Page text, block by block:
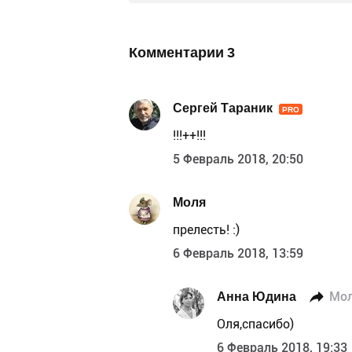
Комментарии 3
Сергей Тараник PRO
!!!++!!!
5 Февраль 2018, 20:50
Моля
прелесть! :)
6 Февраль 2018, 13:59
Анна Юдина
Оля,спасибо)
6 Февраль 2018, 19:33